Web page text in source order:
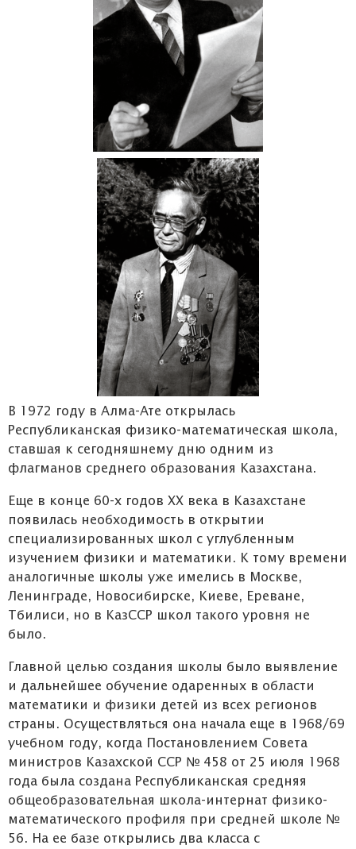
В 1972 году в Алма-Ате открылась
Республиканская физико-математическая школа,
ставшая к сегодняшнему дню одним из
флагманов среднего образования Казахстана.
Еще в конце 60-х годов ХХ века в Казахстане
появилась необходимость в открытии
специализированных школ с углубленным
изучением физики и математики. К тому времени
аналогичные школы уже имелись в Москве,
Ленинграде, Новосибирске, Киеве, Ереване,
Тбилиси, но в КазССР школ такого уровня не
было.
Главной целью создания школы было выявление
и дальнейшее обучение одаренных в области
математики и физики детей из всех регионов
страны. Осуществляться она начала еще в 1968/69
учебном году, когда Постановлением Совета
министров Казахской ССР № 458 от 25 июля 1968
года была создана Республиканская средняя
общеобразовательная школа-интернат физико-
математического профиля при средней школе №
56. На ее базе открылись два класса с